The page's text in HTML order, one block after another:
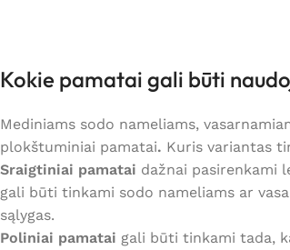
Kokie pamatai gali būti
Mediniams sodo nameliams,
plokštuminiai pamatai. Kuris variantas
Sraigtiniai pamatai dažnai pasirenkami
gali būti tinkami sodo nameliams ar
sąlygas.
Poliniai pamatai gali būti tinkami tada,